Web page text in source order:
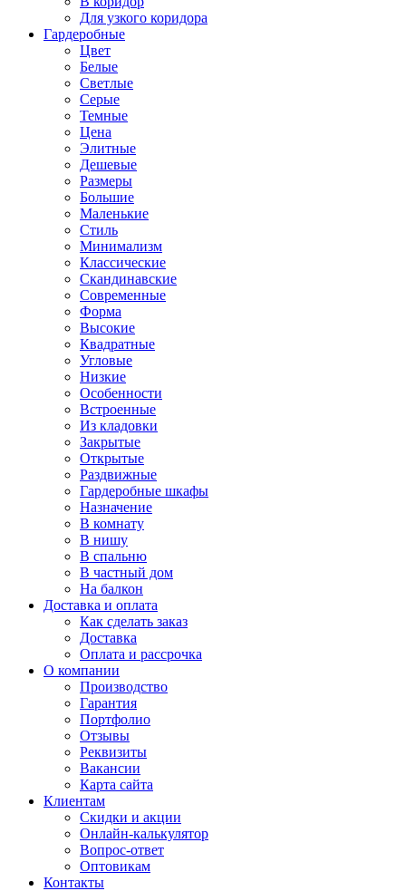
Для узкого коридора
Гардеробные
Цвет
Белые
Светлые
Серые
Темные
Цена
Элитные
Дешевые
Размеры
Большие
Маленькие
Стиль
Минимализм
Классические
Скандинавские
Современные
Форма
Высокие
Квадратные
Угловые
Низкие
Особенности
Встроенные
Из кладовки
Закрытые
Открытые
Раздвижные
Гардеробные шкафы
Назначение
В комнату
В нишу
В спальню
В частный дом
На балкон
Доставка и оплата
Как сделать заказ
Доставка
Оплата и рассрочка
О компании
Производство
Гарантия
Портфолио
Отзывы
Реквизиты
Вакансии
Карта сайта
Клиентам
Скидки и акции
Онлайн-калькулятор
Вопрос-ответ
Оптовикам
Контакты